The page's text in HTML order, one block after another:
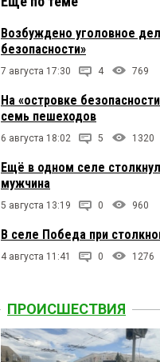
Возбуждено уголовное
безопасности»
7 августа 17:30 4 769
На «островке
семь пешеходов
6 августа 18:02 5 1320
Ещё в одном селе
мужчина
5 августа 13:19 0 960
В селе Победа при
4 августа 11:41 0 1276
ПРОИСШЕСТВИЯ